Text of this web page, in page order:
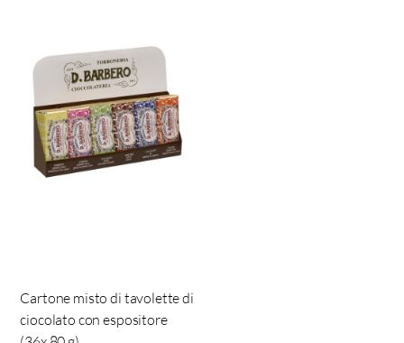
Cartone misto di tavolette di
ciocolato con espositore